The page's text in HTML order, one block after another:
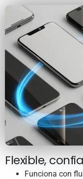
Flexible,
Funciona con